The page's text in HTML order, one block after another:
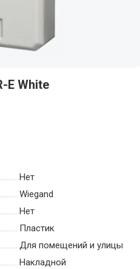
E White
Нет
Wiegand
Нет
Пластик
Для помещений и улицы
Накладной